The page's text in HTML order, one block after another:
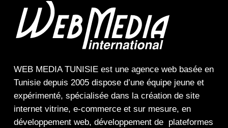
WEB MEDIA TUNISIEest une agence webbasée en
Tunisie depuis 2005 dispose d’une équipe jeune et
expérimenté, spécialisée dans la création de site
internet vitrine, e-commerceet sur mesure, en
développement web, développement de plateformes